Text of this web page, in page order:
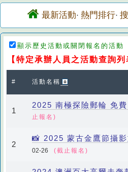
最新活動· 熱門排行·
顯示歷史活動或關閉報名的活動
【特定承辦人員之活動查詢
# 活動名稱
1
2025 南極探險郵輪 免
止報名)
2
📸 2025 蒙古金鷹節攝
02-26
(截止報名)